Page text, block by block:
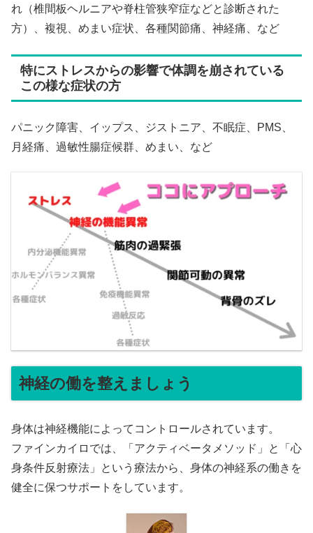
れ（椎間板ヘルニアや脊柱管狭窄症などと診断された
方）、複視、めまい症状、各種関節痛、神経痛、など
特にストレスからの影響で体調を崩されている
この様な症状の方
パニック障害、イップス、ジストニア、不眠症、PMS、
月経痛、過敏性腸症候群、めまい、など
神経の働を整えましょう
身体は神経機能によってコントロールされています。
ファインカイロでは、「アクティベータメソッド」と「心
身条件反射療法」という療法から、身体の神経系の働きを
健全に保つサポートをしています。